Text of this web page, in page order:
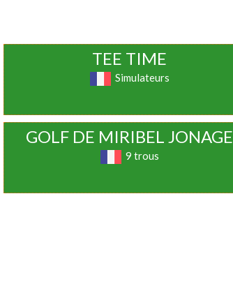
TEE TIME
Simulateurs
GOLF DE MIRIBEL JONAGE
9 trous